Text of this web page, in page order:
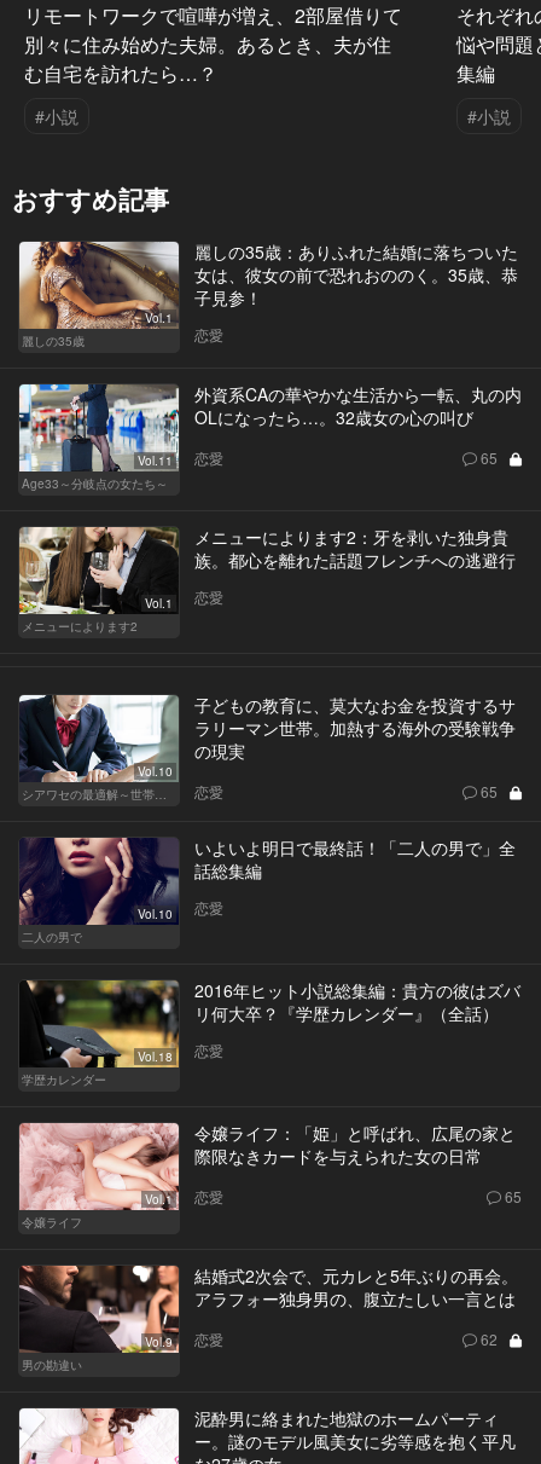
リモートワークで喧嘩が増え、2部屋借りて
別々に住み始めた夫婦。あるとき、夫が住
む自宅を訪れたら…？
#小説
それぞ
悩や問
集編
#小説
おすすめ記事
Vol.1
麗しの35歳
麗しの35歳：ありふれた結婚に落ちついた
女は、彼女の前で恐れおののく。35歳、恭
子見参！
恋愛
Vol.11
Age33～分岐点の女たち～
外資系CAの華やかな生活から一転、丸の内
OLになったら…。32歳女の心の叫び
恋愛 65
Vol.1
メニューによります2
メニューによります2：牙を剥いた独身貴
族。都心を離れた話題フレンチへの逃避行
恋愛
Vol.10
シアワセの最適解～世帯年収3,600万の夫婦～
子どもの教育に、莫大なお金を投資するサ
ラリーマン世帯。加熱する海外の受験戦争
の現実
恋愛 65
Vol.10
二人の男で
いよいよ明日で最終話！「二人の男で」全
話総集編
恋愛
Vol.18
学歴カレンダー
2016年ヒット小説総集編：貴方の彼はズバ
リ何大卒？『学歴カレンダー』（全話）
恋愛
Vol.1
令嬢ライフ
令嬢ライフ：「姫」と呼ばれ、広尾の家と
際限なきカードを与えられた女の日常
恋愛 65
Vol.9
男の勘違い
結婚式2次会で、元カレと5年ぶりの再会。
アラフォー独身男の、腹立たしい一言とは
恋愛 62
泥酔男に絡まれた地獄のホームパーティ
ー。謎のモデル風美女に劣等感を抱く平凡